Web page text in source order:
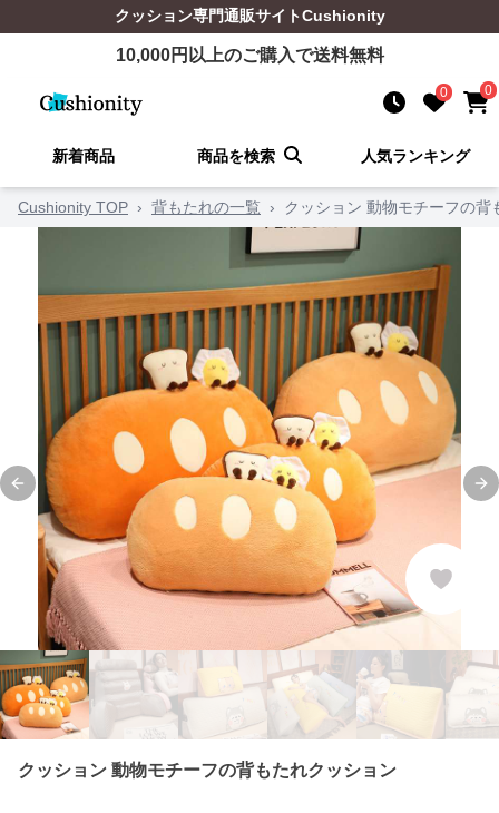
クッション専門通販サイトCushionity
10,000円以上のご購入で送料無料
0 0
新着商品 商品を検索 人気ランキング
Cushionity TOP › 背もたれの一覧 › クッション 動物モチーフの背
Previous slide
クッション 動物モチーフの背もたれクッション